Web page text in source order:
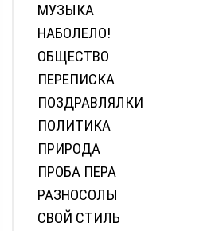
МУЗЫКА
НАБОЛЕЛО!
ОБЩЕСТВО
ПЕРЕПИСКА
ПОЗДРАВЛЯЛКИ
ПОЛИТИКА
ПРИРОДА
ПРОБА ПЕРА
РАЗНОСОЛЫ
СВОЙ СТИЛЬ